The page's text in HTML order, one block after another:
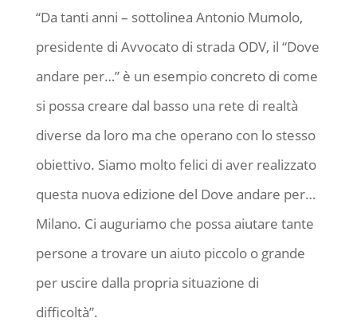
“Da tanti anni – sottolinea Antonio Mumolo,
presidente di Avvocato di strada ODV, il “Dove
andare per…” è un esempio concreto di come
si possa creare dal basso una rete di realtà
diverse da loro ma che operano con lo stesso
obiettivo. Siamo molto felici di aver realizzato
questa nuova edizione del Dove andare per…
Milano. Ci auguriamo che possa aiutare tante
persone a trovare un aiuto piccolo o grande
per uscire dalla propria situazione di
difficoltà”.